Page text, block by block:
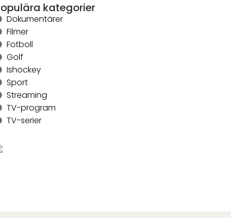
kategorier
Dokumentärer
Filmer
Fotboll
Golf
Ishockey
Sport
Streaming
TV-program
TV-serier